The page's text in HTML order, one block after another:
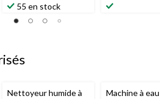
55 en stock
Nettoyeur humide à
Machine à eau